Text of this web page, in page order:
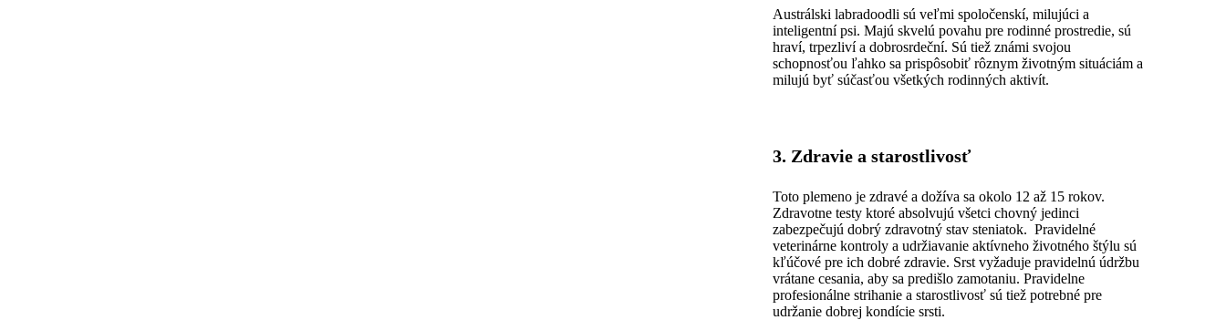
Austrálski labradoodli sú veľmi spoločenskí, milujúci a
inteligentní psi. Majú skvelú povahu pre rodinné prostredie, sú
hraví, trpezliví a dobrosrdeční. Sú tiež známi svojou
schopnosťou ľahko sa prispôsobiť rôznym životným situáciám a
milujú byť súčasťou všetkých rodinných aktivít.
3. Zdravie a starostlivosť
Toto plemeno je zdravé a dožíva sa okolo 12 až 15 rokov.
Zdravotne testy ktoré absolvujú všetci chovný jedinci
zabezpečujú dobrý zdravotný stav steniatok. Pravidelné
veterinárne kontroly a udržiavanie aktívneho životného štýlu sú
kľúčové pre ich dobré zdravie. Srst vyžaduje pravidelnú údržbu
vrátane cesania, aby sa predišlo zamotaniu. Pravidelne
profesionálne strihanie a starostlivosť sú tiež potrebné pre
udržanie dobrej kondície srsti.